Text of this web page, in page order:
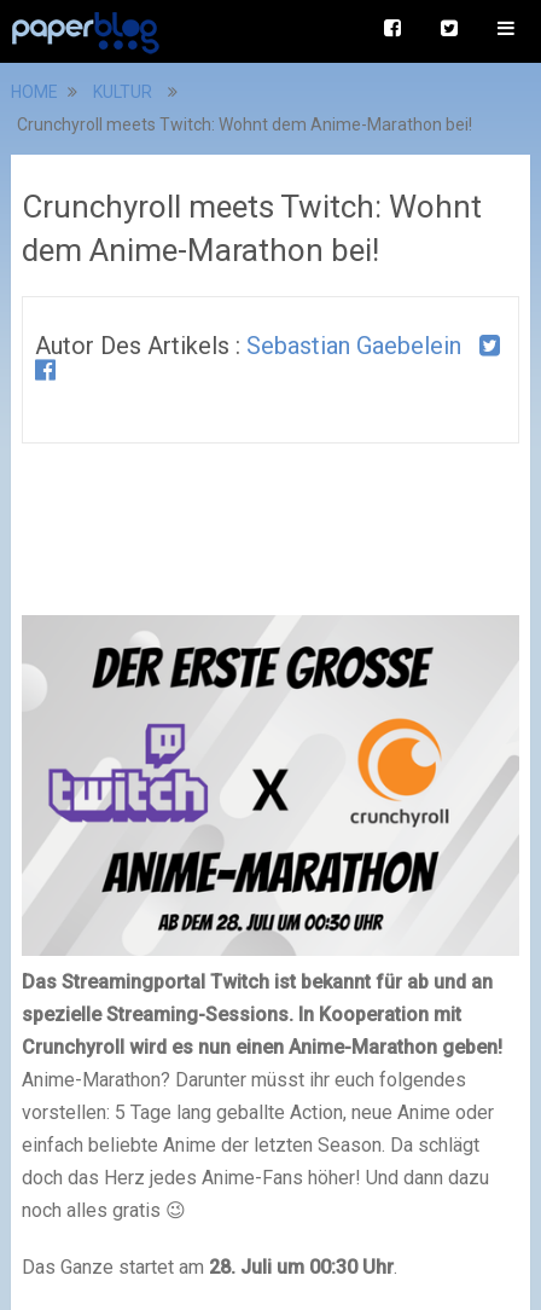
HOME
KULTUR
Crunchyroll meets Twitch: Wohnt dem Anime-Marathon bei!
Crunchyroll meets Twitch: Wohnt
dem Anime-Marathon bei!
Autor Des Artikels : Sebastian Gaebelein
Das Streamingportal Twitch ist bekannt für ab und an
spezielle Streaming-Sessions. In Kooperation mit
Crunchyroll wird es nun einen Anime-Marathon geben!
Anime-Marathon? Darunter müsst ihr euch folgendes
vorstellen: 5 Tage lang geballte Action, neue Anime oder
einfach beliebte Anime der letzten Season. Da schlägt
doch das Herz jedes Anime-Fans höher! Und dann dazu
noch alles gratis 😉
Das Ganze startet am 28. Juli um 00:30 Uhr.